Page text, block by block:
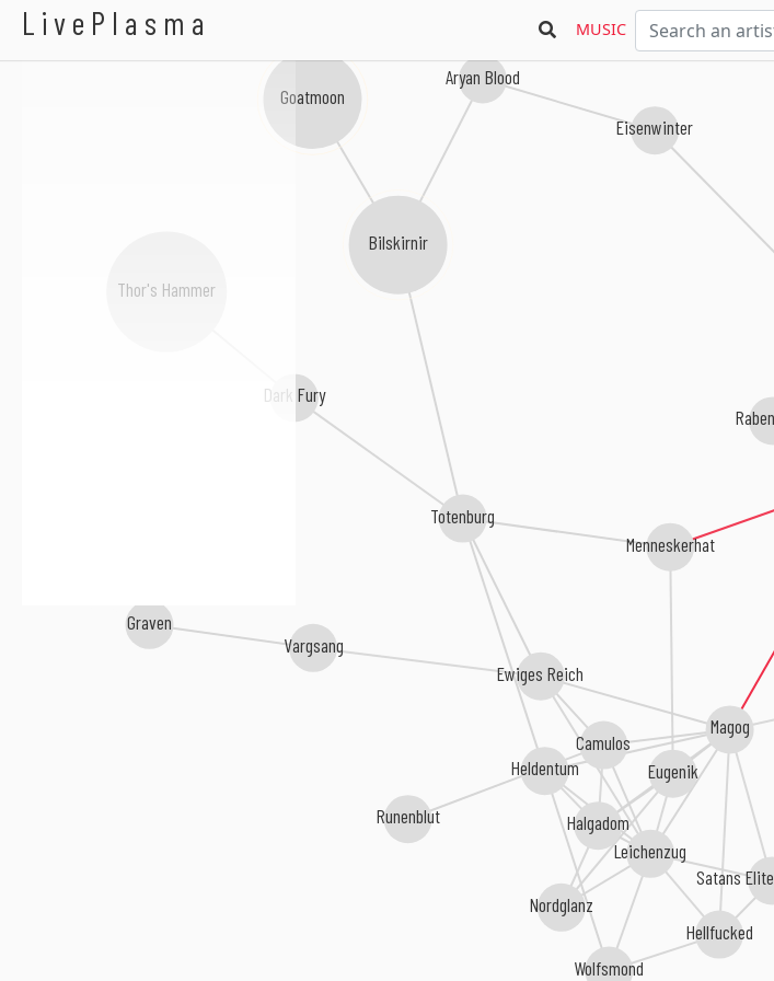
LivePlasma MUSIC
Magog
Menneskerhat
Totenburg
Camulos
Leichenzug
Eisenwinter
Hellfucked
Heldentum
Satans
Halgadom
Ewiges Reich
Bilskirnir
Aryan Blood
Wolfsmond
Nordglanz
Dark Fury
Runenblut
Vargsang
Eugenik
Thor's Hammer
Graven
Goatmoon
Hakenkreuzzug